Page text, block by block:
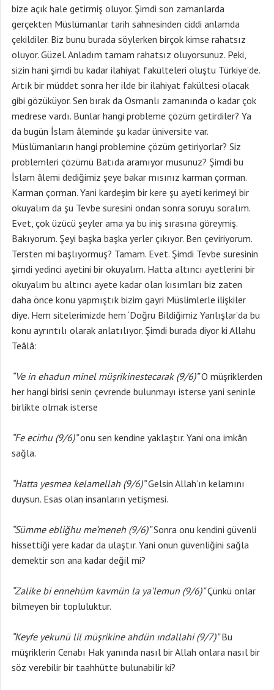
bize açık hale getirmiş oluyor. Şimdi son zamanlarda
gerçekten Müslümanlar tarih sahnesinden ciddi anlamda
çekildiler. Biz bunu burada söylerken birçok kimse rahatsız
oluyor. Güzel. Anladım tamam rahatsız oluyorsunuz. Peki,
sizin hani şimdi bu kadar ilahiyat fakülteleri oluştu Türkiye’de.
Artık bir müddet sonra her ilde bir ilahiyat fakültesi olacak
gibi gözüküyor. Sen bırak da Osmanlı zamanında o kadar çok
medrese vardı. Bunlar hangi probleme çözüm getirdiler? Ya
da bugün İslam âleminde şu kadar üniversite var.
Müslümanların hangi problemine çözüm getiriyorlar? Siz
problemleri çözümü Batıda aramıyor musunuz? Şimdi bu
İslam âlemi dediğimiz şeye bakar mısınız karman çorman.
Karman çorman. Yani kardeşim bir kere şu ayeti kerimeyi bir
okuyalım da şu Tevbe suresini ondan sonra soruyu soralım.
Evet, çok üzücü şeyler ama ya bu iniş sırasına göreymiş.
Bakıyorum. Şeyi başka başka yerler çıkıyor. Ben çeviriyorum.
Tersten mi başlıyormuş? Tamam. Evet. Şimdi Tevbe suresinin
şimdi yedinci ayetini bir okuyalım. Hatta altıncı ayetlerini bir
okuyalım bu altıncı ayete kadar olan kısımları biz zaten
daha önce konu yapmıştık bizim gayri Müslimlerle ilişkiler
diye. Hem sitelerimizde hem ‘Doğru Bildiğimiz Yanlışlar’da bu
konu ayrıntılı olarak anlatılıyor. Şimdi burada diyor ki Allahu
Teâlâ:
“Ve in ehadun minel müşrikinestecarak (9/6)”O müşriklerden
her hangi birisi senin çevrende bulunmayı isterse yani seninle
birlikte olmak isterse
“Fe ecirhu (9/6)”onu sen kendine yaklaştır. Yani ona imkân
sağla.
“Hatta yesmea kelamellah (9/6)”Gelsin Allah’ın kelamını
duysun. Esas olan insanların yetişmesi.
“Sümme ebliğhu me’meneh (9/6)”Sonra onu kendini güvenli
hissettiği yere kadar da ulaştır. Yani onun güvenliğini sağla
demektir son ana kadar değil mi?
“Zalike bi ennehüm kavmün la ya’lemun (9/6)”Çünkü onlar
bilmeyen bir topluluktur.
“Keyfe yekunü lil müşrikine ahdün ındallahi (9/7)”Bu
müşriklerin Cenabı Hak yanında nasıl bir Allah onlara nasıl bir
söz verebilir bir taahhütte bulunabilir ki?